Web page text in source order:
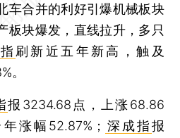
车合并的利好引爆机械板块
板块爆发，直线拉升，多只
刷新近五年新高，触及
。
报3234.68点，上涨68.86
涨幅52.87%； 深成指报